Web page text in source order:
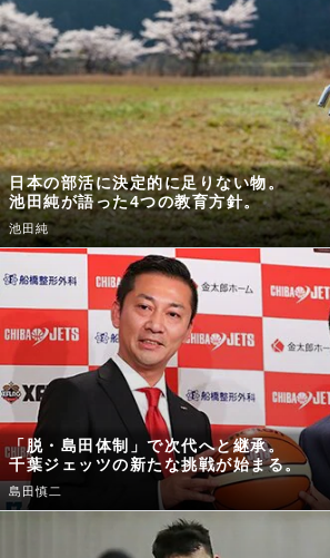
日本の部活に決定的に足りない物。
池田純が語った4つの教育方針。
池田純
「脱・島田体制」で次代へと継承。
千葉ジェッツの新たな挑戦が始まる。
島田慎二